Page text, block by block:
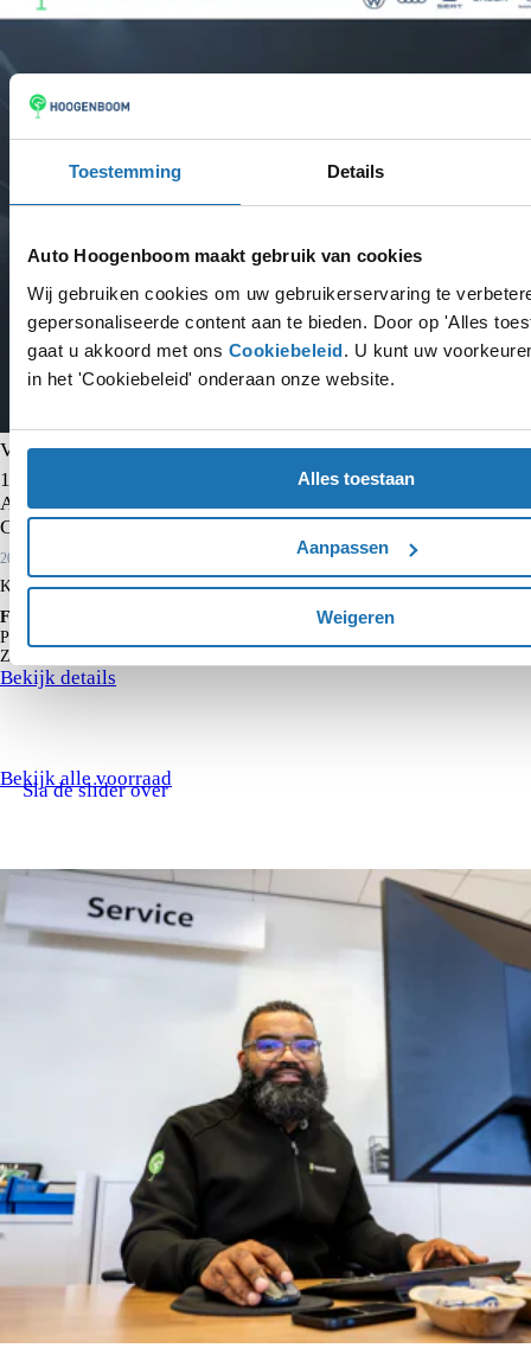
Toestemming Details
Auto Hoogenboom maakt gebruik van cookies
Wij gebruiken cookies om uw gebruikerservaring te
gepersonaliseerde content aan te bieden. Door op 'Alles
gaat u akkoord met ons Cookiebeleid. U kunt uw
in het 'Cookiebeleid' onderaan onze website.
Alles toestaan
Aanpassen
Weigeren
Volkswagen Taigo
1.0 TSI R-Line Edition | Panoramadak | Digital cockpit Pro |
Adaptieve cruise control | Parkeersensoren voor en achter |
Climate control | Lane assist | Carplay |
2025
Kopen
€ 25.750
Financieren p/m vanaf
Particulier
Zakelijk
Bekijk details
Bekijk alle voorraad
De diensten van
Sla de slider over